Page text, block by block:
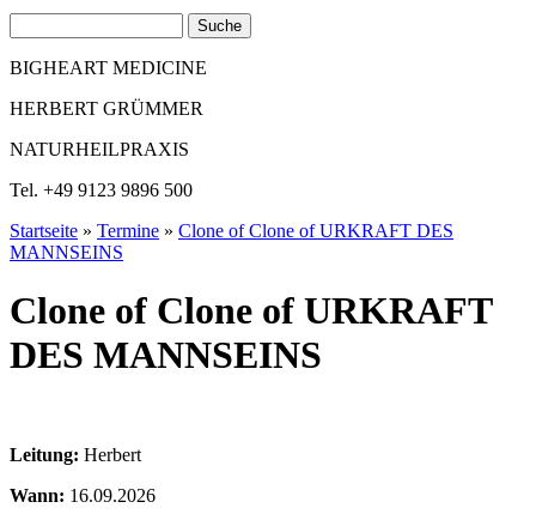
Suchformular
BIGHEART MEDICINE
HERBERT GRÜMMER
NATURHEILPRAXIS
Tel. +49 9123 9896 500
Sie sind hier
Startseite » Termine » Clone of Clone of URKRAFT DES
MANNSEINS
Clone of Clone of URKRAFT
DES MANNSEINS
Leitung: Herbert
Wann: 16.09.2026